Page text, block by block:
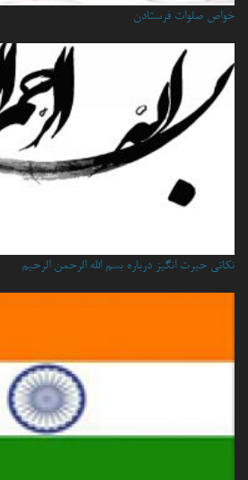
خواص صلوات فرستادن
نكاتي حيرت انگيز درباره بسم الله الرحمن الرحيم